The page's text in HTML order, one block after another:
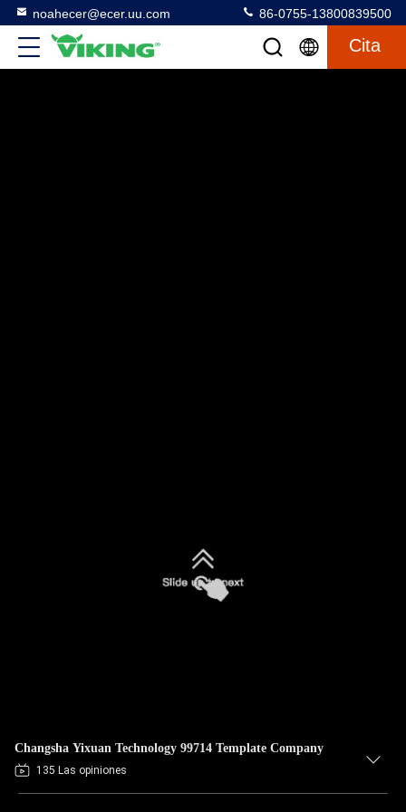
noahecer@ecer.uu.com 86-0755-13800839500
Cita
Changsha Yixuan Technology 99714 Template Company
135 Las opiniones